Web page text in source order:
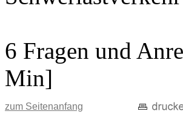
6 Fragen und
Min]
zum Seitenanfang